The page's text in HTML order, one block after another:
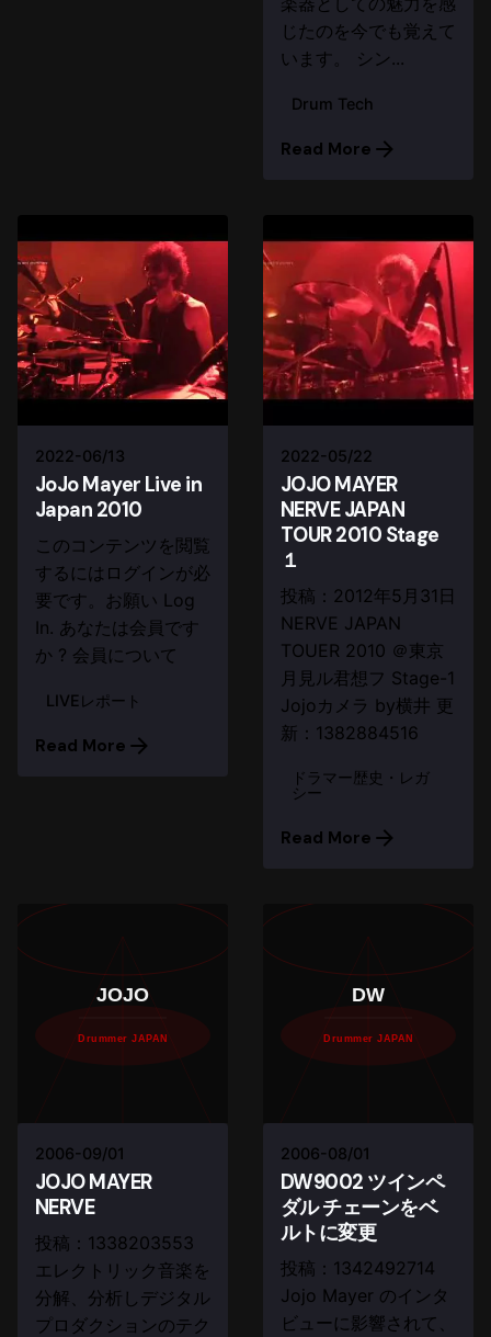
じたのを今でも覚えて
います。 シン...
Drum Tech
Read More
2022-06/13
JoJo Mayer Live in
Japan 2010
このコンテンツを閲覧
するにはログインが必
要です。お願い Log
In. あなたは会員です
か ? 会員について
LIVEレポート
Read More
2022-05/22
JOJO MAYER
NERVE JAPAN
TOUR 2010 Stage
１
投稿：2012年5月31日
NERVE JAPAN
TOUER 2010 ＠東京
月見ル君想フ Stage-1
Jojoカメラ by横井 更
新：1382884516
ドラマー歴史・レガ
シー
Read More
JOJO
Drummer JAPAN
2006-09/01
JOJO MAYER
NERVE
投稿：1338203553
エレクトリック音楽を
分解、分析しデジタル
プロダクションのテク
DW
Drummer JAPAN
2006-08/01
DW9002 ツインペ
ダル チェーンをベ
ルトに変更
投稿：1342492714
Jojo Mayer のインタ
ビューに影響されて、